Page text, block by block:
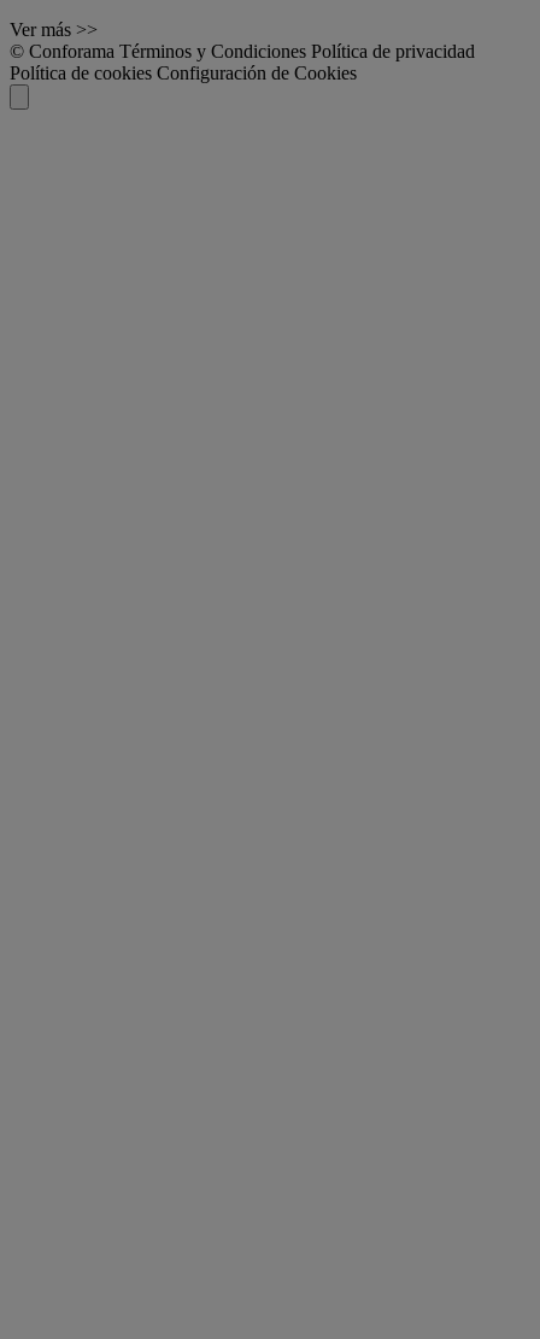
Ver más >>
© Conforama Términos y Condiciones Política de privacidad
Política de cookies Configuración de Cookies